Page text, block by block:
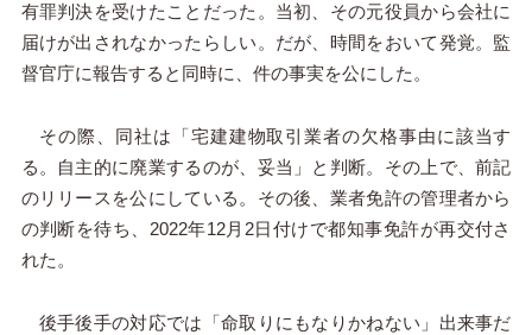
有罪判決を受けたことだった。当初、その元役員から会社に
届けが出されなかったらしい。だが、時間をおいて発覚。監
督官庁に報告すると同時に、件の事実を公にした。
その際、同社は「宅建建物取引業者の欠格事由に該当す
る。自主的に廃業するのが、妥当」と判断。その上で、前記
のリリースを公にしている。その後、業者免許の管理者から
の判断を待ち、2022年12月2日付けで都知事免許が再交付さ
れた。
後手後手の対応では「命取りにもなりかねない」出来事だ